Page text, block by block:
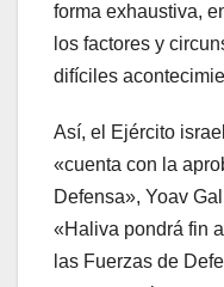
forma exhaustiva,
los factores y
difíciles
Así, el Ejército
«cuenta con la
Defensa», Yoav
«Haliva pondrá fin
las Fuerzas de